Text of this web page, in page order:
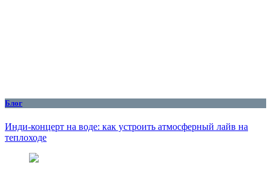
Блог
Инди-концерт на воде: как устроить атмосферный лайв на
теплоходе